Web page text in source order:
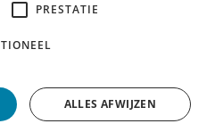
rechten voorbehouden.
PRESTATIE
ALLES AFWIJZEN